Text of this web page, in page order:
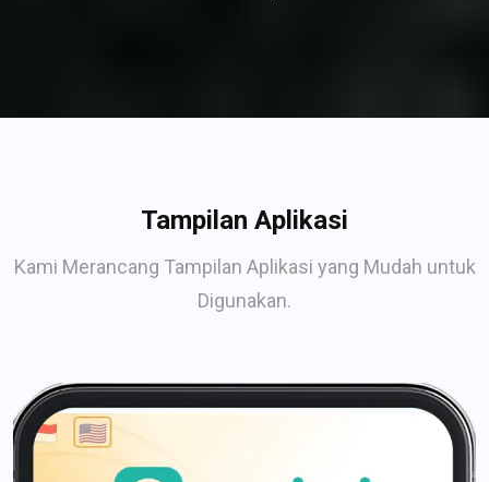
Tampilan Aplikasi
Kami Merancang Tampilan Aplikasi yang Mudah untuk
Digunakan.